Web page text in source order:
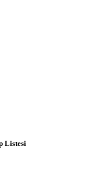
Listesi